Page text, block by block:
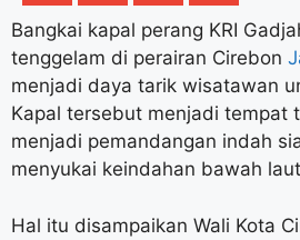
Bangkai kapal perang KRI
tenggelam di perairan Cirebon
menjadi daya tarik wisatawan
Kapal tersebut menjadi tempat
menjadi pemandangan indah
menyukai keindahan bawah
Hal itu disampaikan Wali Kota